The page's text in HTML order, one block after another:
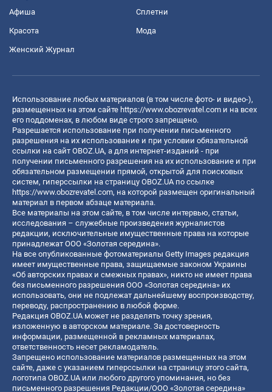
Афиша Сплетни
Красота Мода
Женский Журнал
Использование любых материалов (в том числе фото- и видео-),
размещенных на этом сайте https://www.obozrevatel.com и на всех
его поддоменах, в любом виде строго запрещено.
Разрешается использование при получении письменного
разрешения на их использование и при условии обязательной
ссылки на сайт OBOZ.UA, а для интернет-изданий - при
получении письменного разрешения на их использование и при
обязательном размещении прямой, открытой для поисковых
систем, гиперссылки на страницу OBOZ.UA по ссылке
https://www.obozrevatel.com, на которой размещен оригинальный
материал в первом абзаце материала.
Все материалы на этом сайте, в том числе интервью, статьи,
исследования – служебные произведения журналистов
редакции, исключительные имущественные права на которые
принадлежат ООО «Золотая середина».
На все опубликованные фотоматериалы Getty Images редакция
имеет имущественные права, защищаемые законом Украины
«Об авторских правах и смежных правах», никто не имеет права
без письменного разрешения ООО «Золотая середина» их
использовать, они не подлежат дальнейшему воспроизводству,
переводу, распространению в любой форме.
Редакция OBOZ.UA может не разделять точку зрения,
изложенную в авторском материале. За достоверность
информации, размещенной в рекламных материалах,
ответственность несет рекламодатель.
Запрещено использование материалов размещенных на этом
сайте, даже с указанием гиперссылки на страницу этого сайта,
логотипа OBOZ.UA или любого другого упоминания, но без
письменного разрешения Редакции/ООО «Золотая середина»